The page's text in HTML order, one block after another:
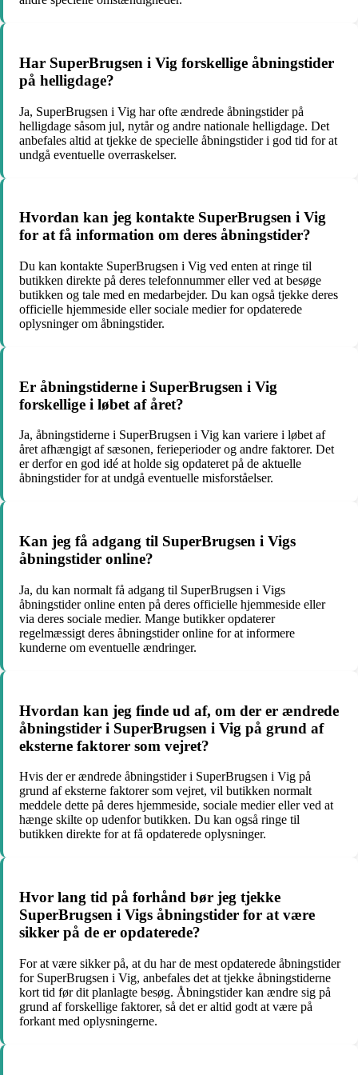
Har SuperBrugsen i Vig forskellige åbningstider
på helligdage?
Ja, SuperBrugsen i Vig har ofte ændrede åbningstider på
helligdage såsom jul, nytår og andre nationale helligdage. Det
anbefales altid at tjekke de specielle åbningstider i god tid for at
undgå eventuelle overraskelser.
Hvordan kan jeg kontakte SuperBrugsen i Vig
for at få information om deres åbningstider?
Du kan kontakte SuperBrugsen i Vig ved enten at ringe til
butikken direkte på deres telefonnummer eller ved at besøge
butikken og tale med en medarbejder. Du kan også tjekke deres
officielle hjemmeside eller sociale medier for opdaterede
oplysninger om åbningstider.
Er åbningstiderne i SuperBrugsen i Vig
forskellige i løbet af året?
Ja, åbningstiderne i SuperBrugsen i Vig kan variere i løbet af
året afhængigt af sæsonen, ferieperioder og andre faktorer. Det
er derfor en god idé at holde sig opdateret på de aktuelle
åbningstider for at undgå eventuelle misforståelser.
Kan jeg få adgang til SuperBrugsen i Vigs
åbningstider online?
Ja, du kan normalt få adgang til SuperBrugsen i Vigs
åbningstider online enten på deres officielle hjemmeside eller
via deres sociale medier. Mange butikker opdaterer
regelmæssigt deres åbningstider online for at informere
kunderne om eventuelle ændringer.
Hvordan kan jeg finde ud af, om der er ændrede
åbningstider i SuperBrugsen i Vig på grund af
eksterne faktorer som vejret?
Hvis der er ændrede åbningstider i SuperBrugsen i Vig på
grund af eksterne faktorer som vejret, vil butikken normalt
meddele dette på deres hjemmeside, sociale medier eller ved at
hænge skilte op udenfor butikken. Du kan også ringe til
butikken direkte for at få opdaterede oplysninger.
Hvor lang tid på forhånd bør jeg tjekke
SuperBrugsen i Vigs åbningstider for at være
sikker på de er opdaterede?
For at være sikker på, at du har de mest opdaterede åbningstider
for SuperBrugsen i Vig, anbefales det at tjekke åbningstiderne
kort tid før dit planlagte besøg. Åbningstider kan ændre sig på
grund af forskellige faktorer, så det er altid godt at være på
forkant med oplysningerne.